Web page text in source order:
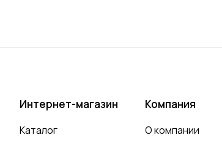
Интернет-магазин
Каталог
Компания
О компании